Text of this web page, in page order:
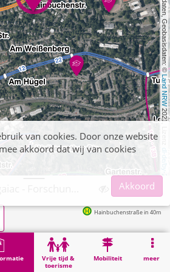
, Kartendaten, Geobasisdaten: ©
Land NRW
2021, Lizenz
dl-de/by-2-0
Vrije tijd &
toerisme
Mobiliteit meer
Hainbuchenstraße in 40m
Aachen, RWTH gaiac - Forschungsinstitut
van cookies. Door onze website
akkoord dat wij van cookies
Akkoord